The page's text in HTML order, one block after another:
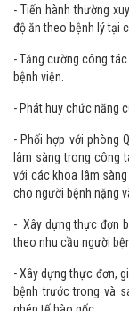
- Triển khai công tác
- Tiến hành thường
độ ăn theo bệnh lý tại
- Tăng cường công
bệnh viện.
- Phát huy chức năng
- Phối hợp với phòng
lâm sàng trong công
với các khoa lâm
cho người bệnh nặng
- Xây dựng thực đơn
theo nhu cầu người